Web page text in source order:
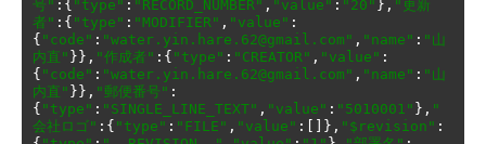
号" :{ "type" : "RECORD_NUMBER" , "value" : "20" }, "更新
者" :{ "type" : "MODIFIER" , "value" :
{ "code" : "water.yin.hare.62@gmail.com" , "name" : "山
内直" }}, "作成者" :{ "type" : "CREATOR" , "value" :
{ "code" : "water.yin.hare.62@gmail.com" , "name" : "山
内直" }}, "郵便番号" :
{ "type" : "SINGLE_LINE_TEXT" , "value" : "5010001" }, "
会社ロゴ" :{ "type" : "FILE" , "value" :[]}, "$revision" :